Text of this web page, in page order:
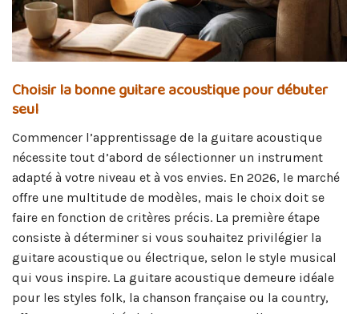
Choisir la bonne guitare acoustique pour débuter
seul
Commencer l’apprentissage de la guitare acoustique
nécessite tout d’abord de sélectionner un instrument
adapté à votre niveau et à vos envies. En 2026, le marché
offre une multitude de modèles, mais le choix doit se
faire en fonction de critères précis. La première étape
consiste à déterminer si vous souhaitez privilégier la
guitare acoustique ou électrique, selon le style musical
qui vous inspire. La guitare acoustique demeure idéale
pour les styles folk, la chanson française ou la country,